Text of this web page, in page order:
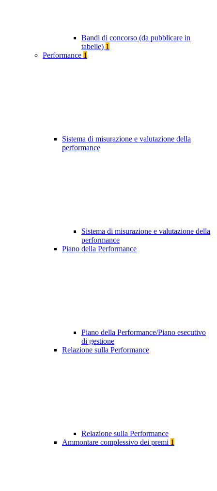
Bandi di concorso (da pubblicare in
tabelle) 1
Performance 1
Sistema di misurazione e valutazione della
performance
Sistema di misurazione e valutazione della
performance
Piano della Performance
Piano della Performance/Piano esecutivo
di gestione
Relazione sulla Performance
Relazione sulla Performance
Ammontare complessivo dei premi 1